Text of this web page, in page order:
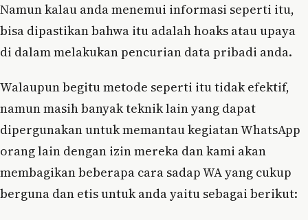
Namun kalau anda menemui informasi seperti itu,
bisa dipastikan bahwa itu adalah hoaks atau upaya
di dalam melakukan pencurian data pribadi anda.
Walaupun begitu metode seperti itu tidak efektif,
namun masih banyak teknik lain yang dapat
dipergunakan untuk memantau kegiatan WhatsApp
orang lain dengan izin mereka dan kami akan
membagikan beberapa cara sadap WA yang cukup
berguna dan etis untuk anda yaitu sebagai berikut: